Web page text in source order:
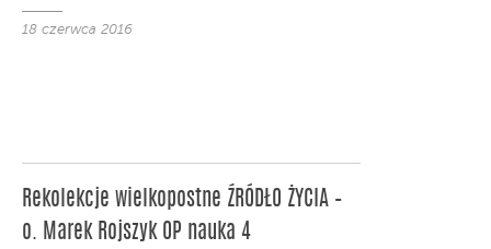
18 czerwca 2016
Rekolekcje wielkopostne ŹRÓDŁO ŻYCIA –
o. Marek Rojszyk OP nauka 4